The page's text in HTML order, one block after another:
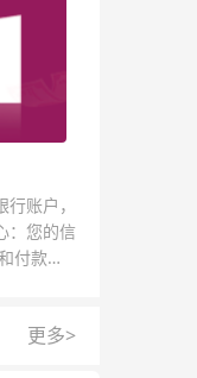
账户，
：您的信
付款信
更多>